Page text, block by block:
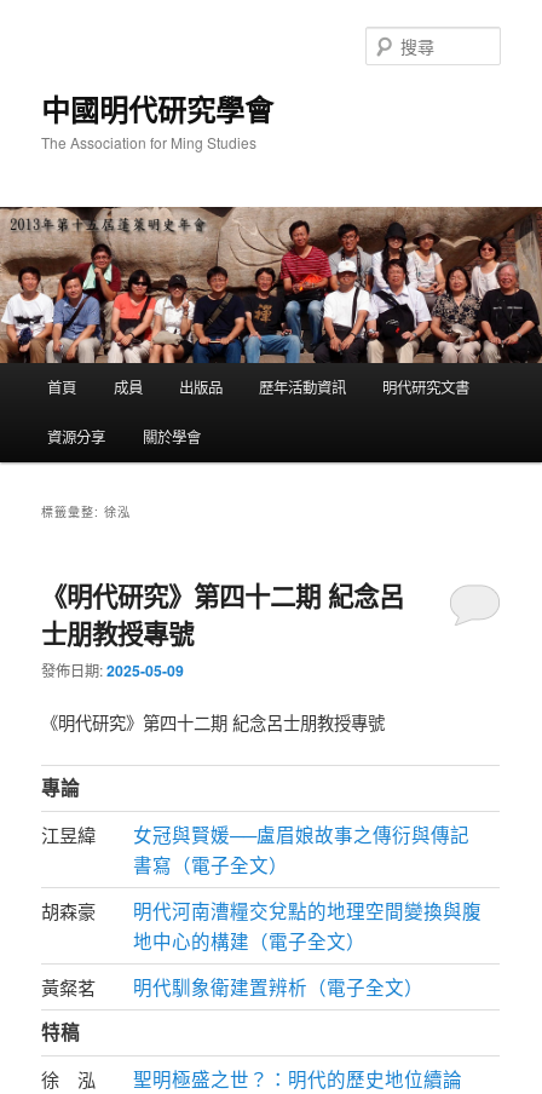
中國明代研究學會
The Association for Ming Studies
尋
首頁 成員 出版品 歷年活動資訊 明代研究文書
資源分享 關於學會
標籤彙整:徐泓
《明代研究》第四十二期 紀念呂
士朋教授專號
發佈日期:2025-05-09
《明代研究》第四十二期 紀念呂士朋教授專號
專論
江昱緯
女冠與賢媛──盧眉娘故事之傳衍與傳記
書寫（電子全文）
胡森豪
明代河南漕糧交兌點的地理空間變換與腹
地中心的構建（電子全文）
黃粲茗
明代馴象衛建置辨析（電子全文）
特稿
徐 泓
聖明極盛之世？：明代的歷史地位續論